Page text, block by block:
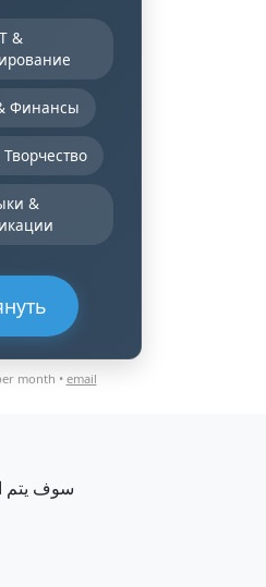
&
Финансы
&
month •email
سوف يتم